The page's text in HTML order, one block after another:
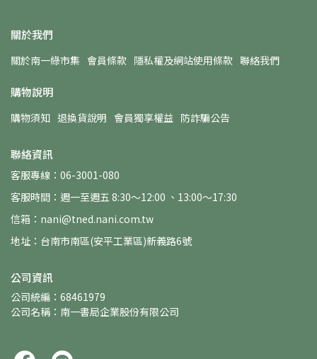
關於我們
關於南一綠市集 會員條款 隱私權及網站使用條款 聯絡我們
購物說明
購物須知 退換貨說明 會員獨享權益 防詐騙公告
聯絡資訊
客服專線：06-3001-080
客服時間：週一至週五 8:30～12:00 、13:00～17:30
信箱：nani@tned.nani.com.tw
地址：台南市南區(安平工業區)新義路6號
公司資訊
公司統編：68461979
公司名稱：南一書局企業股份有限公司